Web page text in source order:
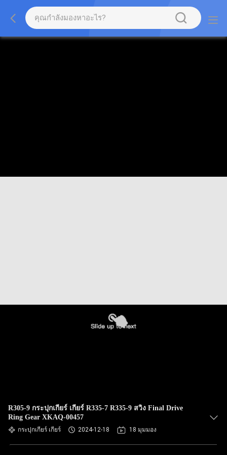
R305-9 กระปุกเกียร์ เกียร์ R335-7 R335-9 สวิง Final Drive
Ring Gear XKAQ-00457
กระปุกเกียร์ เกียร์ 2024-12-18 18 มุมมอง